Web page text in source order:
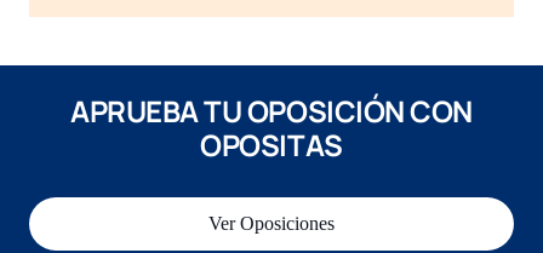
APRUEBA TU OPOSICIÓN CON
OPOSITAS
Ver Oposiciones